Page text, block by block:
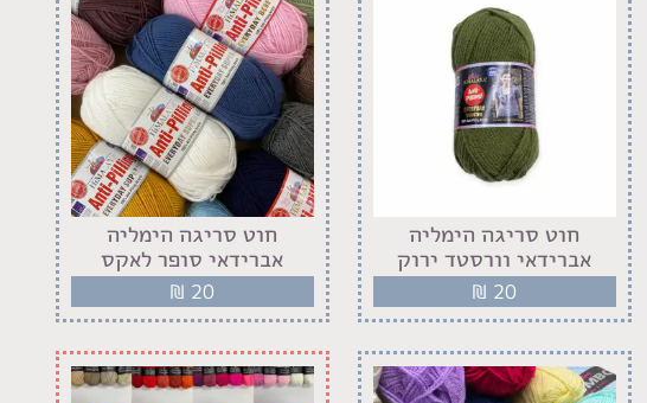
חוט סריגה הימליה
אברידאי וורסטד ירוק
₪ 20
חוט סריגה הימליה
אברידאי סופר לאקס
₪ 20